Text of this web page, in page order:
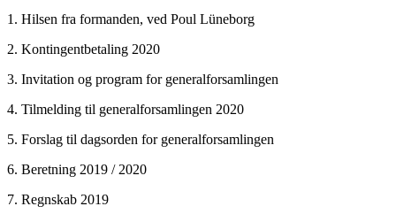
1. Hilsen fra formanden, ved Poul Lüneborg
2. Kontingentbetaling 2020
3. Invitation og program for generalforsamlingen
4. Tilmelding til generalforsamlingen 2020
5. Forslag til dagsorden for generalforsamlingen
6. Beretning 2019 / 2020
7. Regnskab 2019